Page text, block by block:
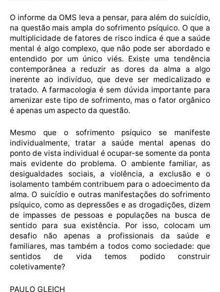
O informe da OMS leva a pensar, para além do suicídio,
na questão mais ampla do sofrimento psíquico. O que a
multiplicidade de fatores de risco indica é que a saúde
mental é algo complexo, que não pode ser abordado e
entendido por um único viés. Existe uma tendência
contemporânea a reduzir as dores da alma a algo
inerente ao indivíduo, que deve ser medicalizado e
tratado. A farmacologia é sem dúvida importante para
amenizar este tipo de sofrimento, mas o fator orgânico
é apenas um aspecto da questão.
Mesmo que o sofrimento psíquico se manifeste
individualmente, tratar a saúde mental apenas do
ponto de vista individual é ocupar-se somente da ponta
mais evidente do problema. O ambiente familiar, as
desigualdades sociais, a violência, a exclusão e o
isolamento também contribuem para o adoecimento da
alma. O suicídio e outras manifestações do sofrimento
psíquico, como as depressões e as drogadições, dizem
de impasses de pessoas e populações na busca de
sentido para sua existência. Por isso, colocam um
desafio não apenas a profissionais da saúde e
familiares, mas também a todos como sociedade: que
sentidos de vida temos podido construir
coletivamente?
PAULO GLEICH